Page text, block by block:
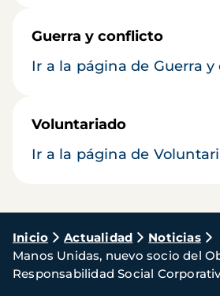
Guerra y conflicto
Ir a la página de Guerra
Voluntariado
Ir a la página de
Ruta
de
navegación
Inicio Actualidad
Noticias
Manos Unidas, nuevo socio del
Responsabilidad Social